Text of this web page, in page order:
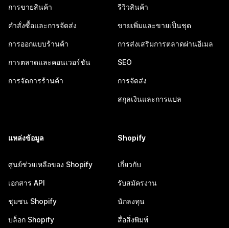
การขายสินค้า
คำสั่งซื้อและการจัดส่ง
การออกแบบร้านค้า
การตลาดและคอนเวอร์ชัน
การจัดการร้านค้า
รีวิวสินค้า
ขายเพิ่มและขายเป็นชุด
การส่งเสริมการตลาดผ่านอีเมล
SEO
การจัดส่ง
สกุลเงินและการแปล
แหล่งข้อมูล
ศูนย์ช่วยเหลือของ Shopify
เอกสาร API
ชุมชน Shopify
บล็อก Shopify
Shopify
เกี่ยวกับ
รับสมัครงาน
นักลงทุน
สื่อสิ่งพิมพ์